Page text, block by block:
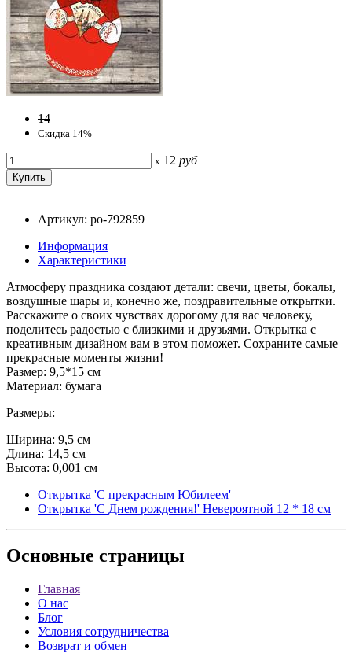
14
Скидка 14%
x 12 руб
Артикул: po-792859
Информация
Характеристики
Атмосферу праздника создают детали: свечи, цветы, бокалы,
воздушные шары и, конечно же, поздравительные открытки.
Расскажите о своих чувствах дорогому для вас человеку,
поделитесь радостью с близкими и друзьями. Открытка с
креативным дизайном вам в этом поможет. Сохраните самые
прекрасные моменты жизни!
Размер: 9,5*15 см
Материал: бумага
Размеры:
Ширина: 9,5 см
Длина: 14,5 см
Высота: 0,001 см
Открытка 'С прекрасным Юбилеем'
Открытка 'С Днем рождения!' Невероятной 12 * 18 см
Основные страницы
Главная
О нас
Блог
Условия сотрудничества
Возврат и обмен